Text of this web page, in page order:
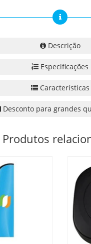
Descrição
Especificações
Características
Desconto para grandes
Produtos